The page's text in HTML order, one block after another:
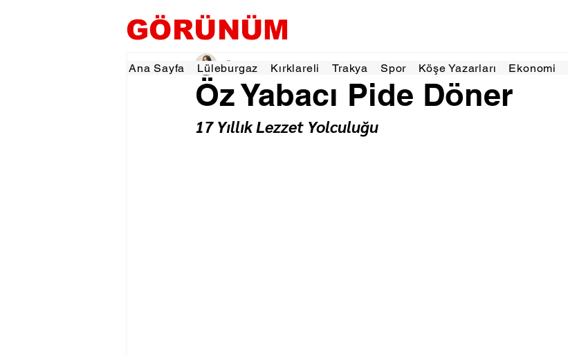
GÖRÜNÜM
Ana Sayfa Lüleburgaz Kırklareli Trakya Spor Köşe Yazarları Ekonomi
Öz Yabacı Pide Döner
Özlem KARAKOYUN 5 Kas 2025 1 dakikada okunur
17 Yıllık Lezzet Yolculuğu